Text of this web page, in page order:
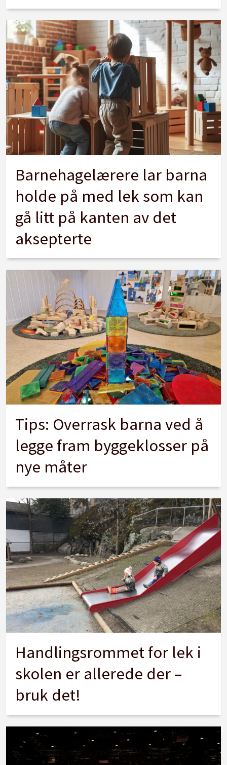
Barnehagelærere lar barna
holde på med lek som kan
gå litt på kanten av det
aksepterte
Tips: Overrask barna ved å
legge fram byggeklosser på
nye måter
Handlingsrommet for lek i
skolen er allerede der –
bruk det!